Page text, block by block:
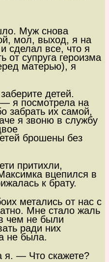
Муж снова
мол, выход, я на
сделал все, что я
от супруга героизма
матерью), я
детей.
я посмотрела на
забрать их самой,
я звоню в службу
брошены без
притихли,
вцепился в
к брату.
метались от нас с
Мне стало жаль
чем не были
ради них
не была.
я. — Что скажете?